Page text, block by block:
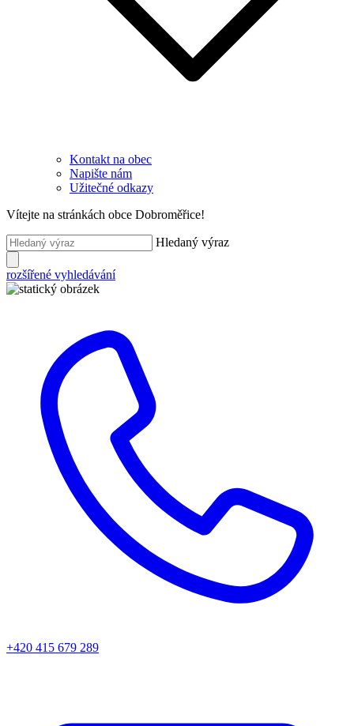
Kontakt na obec
Napište nám
Užitečné odkazy
Vítejte na stránkách obce Dobroměřice!
Hledaný výraz
rozšířené vyhledávání
+420 415 679 289